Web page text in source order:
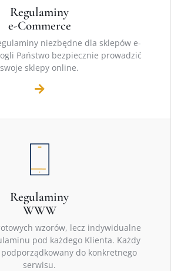
Regulaminy
e-Commerce
niezbędne dla sklepów e-
Państwo bezpiecznie prowadzić
swoje sklepy online.
Regulaminy
WWW
wzorów, lecz indywidualne
pod każdego Klienta. Każdy
do konkretnego
serwisu.